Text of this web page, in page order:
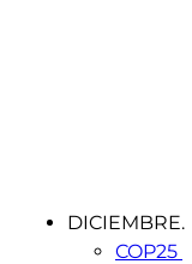
DICIEMBRE.
COP25